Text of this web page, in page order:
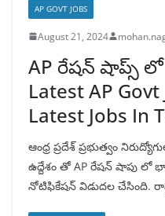
AP GOVT JOBS
August 21, 2024
AP రేషన్ షాప్స్
Latest AP
Latest Jobs In
ఆంధ్ర ప్రదేశ్ ప్రభుత్వం
ఉద్దేశం తో AP రేషన్ షాపు లో
నోటిఫికేషన్ విడుదల చేసింది.